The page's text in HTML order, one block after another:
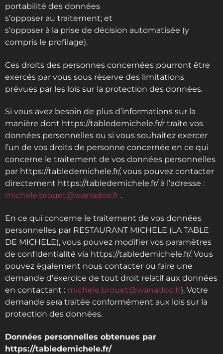
portabilité des données
s’opposer au traitement; et
s’opposer à la prise de décision automatisée (y
compris le profilage).
Ces droits des personnes concernées pourront être
exercés par vous sous réserve des limitations
prévues par les lois sur la protection des données.
Si vous avez besoin de plus d’informations sur la
manière dont https://tabledemichele.fr/r traite vos
données personnelles ou si vous souhaitez exercer
l’un de vos droits de personne concernée en ce qui
concerne le traitement de vos données personnelles
par https://tabledemichele.fr/, vous pouvez contacter
directement https://tabledemichele.fr/ à l’adresse :
michele.brouet@wanadoo.fr .
En ce qui concerne le traitement de vos données
personnelles par RESTAURANT MICHELE (LA TABLE
DE MICHELE), vous pouvez modifier vos paramètres
de confidentialité via https://tabledemichele.fr/. Vous
pouvez également nous contacter ou faire une
demande d’exercice de tout droit relatif aux données
en contactant : michele.brouet@wanadoo.fr}. Votre
demande sera traitée conformément aux lois sur la
protection des données.
Données personnelles obtenues par
https://tabledemichele.fr/